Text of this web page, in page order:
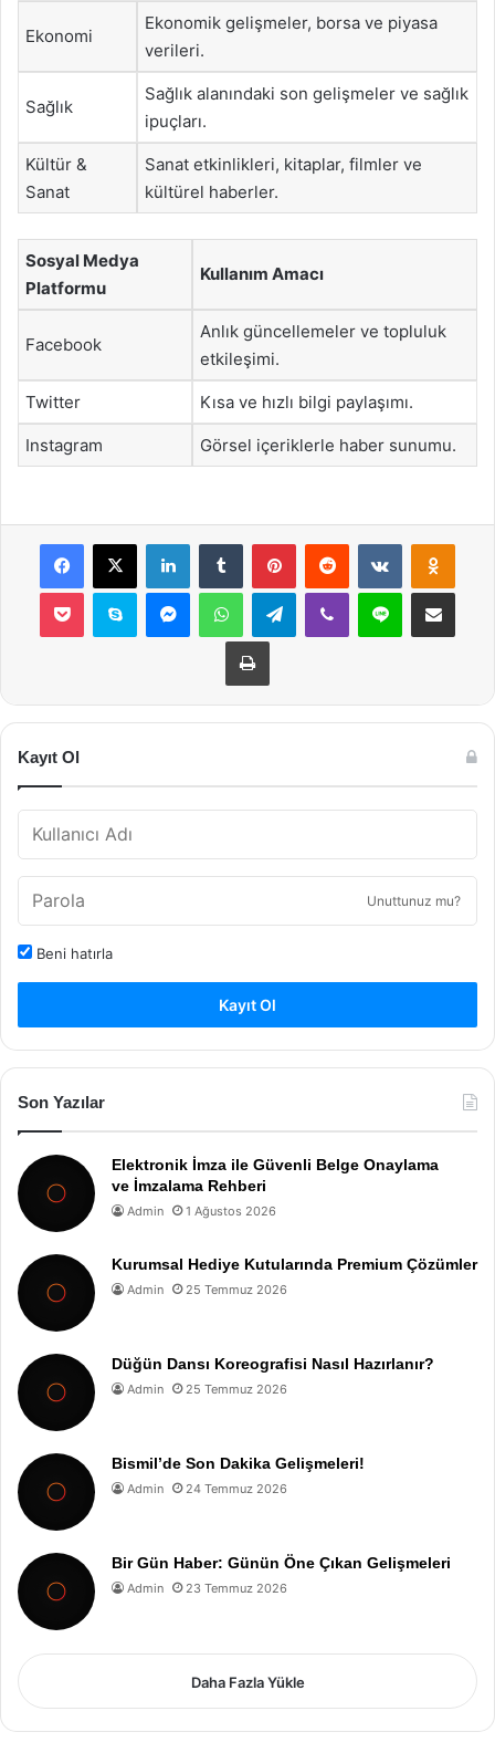
Ekonomi
Ekonomik gelişmeler, borsa ve piyasa
verileri.
Sağlık
Sağlık alanındaki son gelişmeler ve sağlık
ipuçları.
Kültür &
Sanat
Sanat etkinlikleri, kitaplar, filmler ve
kültürel haberler.
Sosyal Medya
Platformu
Kullanım Amacı
Facebook
Anlık güncellemeler ve topluluk
etkileşimi.
Twitter Kısa ve hızlı bilgi paylaşımı.
Instagram Görsel içeriklerle haber sunumu.
Facebook
X LinkedInTumblr PinterestReddit VKontakte
Pocket Skype MessengerWhatsAppTelegramViber Line E-Posta ile
Yazdır
Kayıt Ol
Unuttunuz mu?
Beni hatırla
Kayıt Ol
Son Yazılar
Elektronik İmza ile Güvenli Belge Onaylama
ve İmzalama Rehberi
Admin 1 Ağustos 2026
Kurumsal Hediye Kutularında Premium Çözümler
Admin 25 Temmuz 2026
Düğün Dansı Koreografisi Nasıl Hazırlanır?
Admin 25 Temmuz 2026
Bismil’de Son Dakika Gelişmeleri!
Admin 24 Temmuz 2026
Bir Gün Haber: Günün Öne Çıkan Gelişmeleri
Admin 23 Temmuz 2026
Daha Fazla Yükle